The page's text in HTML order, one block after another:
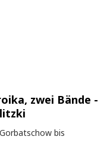
zwei Bände -
bis